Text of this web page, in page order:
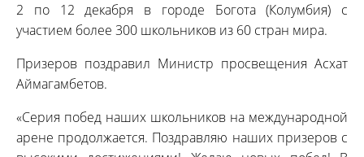
2 по 12 декабря в городе Богота (Колумбия) с
участием более 300 школьников из 60 стран мира.
Призеров поздравил Министр просвещения Асхат
Аймагамбетов.
«Серия побед наших школьников на международной
арене продолжается. Поздравляю наших призеров с